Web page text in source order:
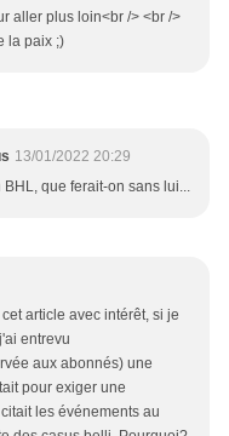
aller plus loin<br /> <br />
la paix ;)
13/01/2022 20:29
BHL, que ferait-on sans lui...
article avec intérêt, si je
entrevu
aux abonnés) une
pour exiger une
les événements au